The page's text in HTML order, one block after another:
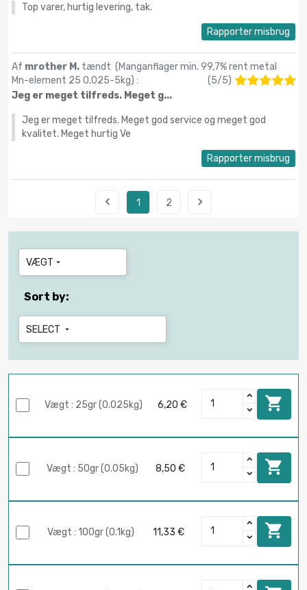
Top varer, hurtig levering, tak.
Rapporter misbrug
Af mrother M. tændt (Manganflager min. 99,7% rent metal
Mn-element 25 0,025-5kg) : (5/5)
Jeg er meget tilfreds. Meget g...
Jeg er meget tilfreds. Meget god service og meget god
kvalitet. Meget hurtig Ve
Rapporter misbrug
 1 2 
VÆGT 
Sort by:
SELECT 
Vægt : 25gr (0.025kg) 6,20 € 
Vægt : 50gr (0.05kg) 8,50 € 
Vægt : 100gr (0.1kg) 11,33 € 